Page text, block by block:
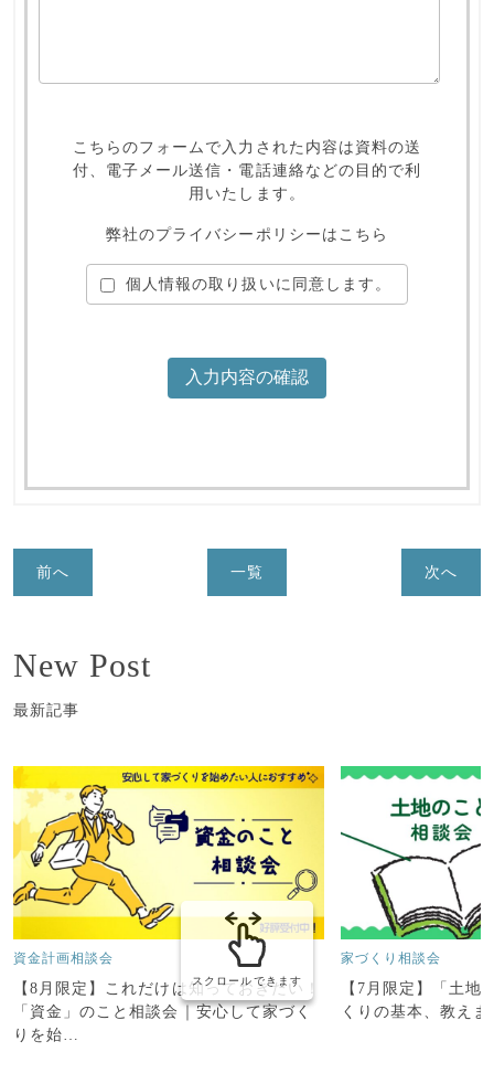
こちらのフォームで入力された内容は資料の送
付、 電子メール送信・電話連絡などの目的で利
用いたします。
弊社のプライバシーポリシーはこちら
個人情報の取り扱いに同意します。
前へ 一覧 次へ
New Post
最新記事
資金計画相談会
【8月限定】これだけは知っておきたい！
「資金」のこと相談会｜安心して家づく
りを始…
家づくり相談会
【7月限定】「土地
くりの基本、教えま
スクロールできます